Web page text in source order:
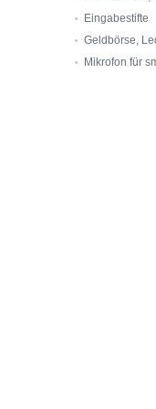
Eingabestifte
Geldbörse,
Mikrofon für